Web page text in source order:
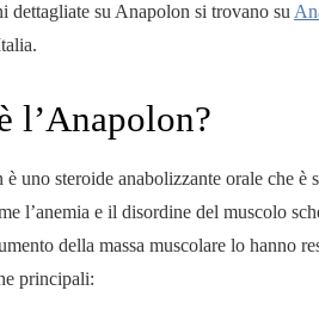
dettagliate su Anapolon si trovano su
l’Anapolon?
è uno steroide anabolizzante orale che
l’anemia e il disordine del muscolo
della massa muscolare lo hanno
principali: